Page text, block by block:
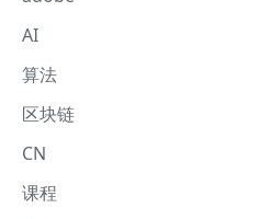
AI
算法
区块链
CN
课程